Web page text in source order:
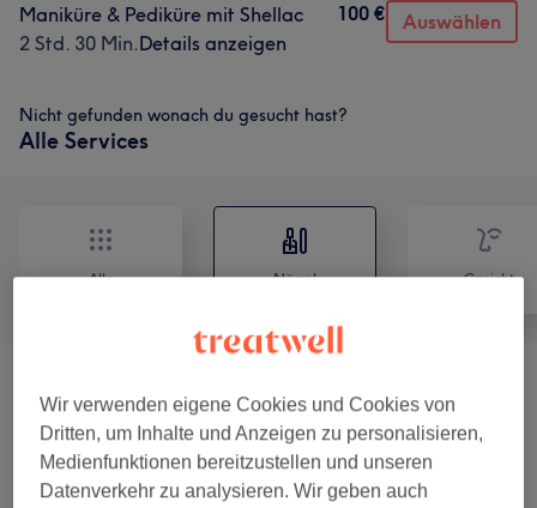
Maniküre & Pediküre mit Shellac
2 Std. 30 Min.Details anzeigen
100 € Auswählen
Nicht gefunden wonach du gesucht hast?
Alle Services
Alle Nägel Gesicht
Maniküre & Pediküre
Nagelmodellage )
Wir verwenden eigene Cookies und Cookies von
Dritten, um Inhalte und Anzeigen zu personalisieren,
Medienfunktionen bereitzustellen und unseren
Datenverkehr zu analysieren. Wir geben auch